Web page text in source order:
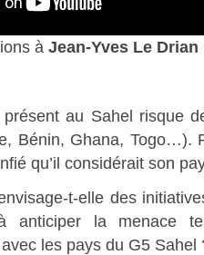
à Jean-Yves Le Drian
au Sahel risque
Bénin, Ghana, Togo…).
qu’il considérait son
t-elle des
anticiper la menace
les pays du G5 Sahel